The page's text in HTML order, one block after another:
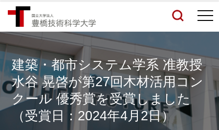
検索結果をもっと見る
関連サイトすべてを検索する
建築・都市システム学系 准教授
水谷 晃啓が第27回木材活用コン
クール 優秀賞を受賞しました
（受賞日：2024年4月2日）